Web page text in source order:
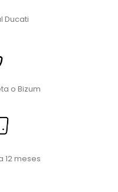
Ducati
o Bizum
12 meses